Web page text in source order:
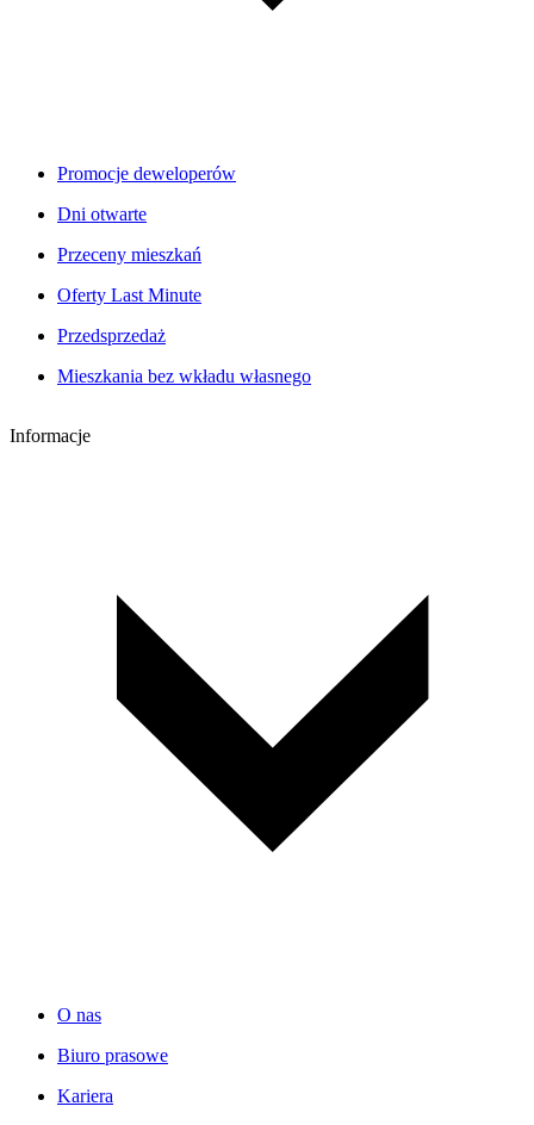
Promocje deweloperów
Dni otwarte
Przeceny mieszkań
Oferty Last Minute
Przedsprzedaż
Mieszkania bez wkładu własnego
Informacje
O nas
Biuro prasowe
Kariera